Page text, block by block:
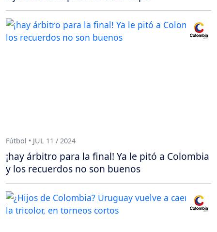
Fútbol • JUL 11 / 2024
¡hay árbitro para la final! Ya le pitó a Colombia
y los recuerdos no son buenos